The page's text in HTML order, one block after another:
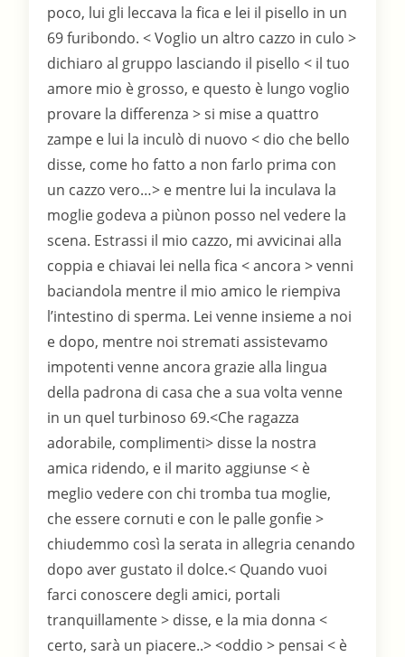
poco, lui gli leccava la fica e lei il pisello in un
69 furibondo. < Voglio un altro cazzo in culo >
dichiaro al gruppo lasciando il pisello < il tuo
amore mio è grosso, e questo è lungo voglio
provare la differenza > si mise a quattro
zampe e lui la inculò di nuovo < dio che bello
disse, come ho fatto a non farlo prima con
un cazzo vero…> e mentre lui la inculava la
moglie godeva a piùnon posso nel vedere la
scena. Estrassi il mio cazzo, mi avvicinai alla
coppia e chiavai lei nella fica < ancora > venni
baciandola mentre il mio amico le riempiva
l’intestino di sperma. Lei venne insieme a noi
e dopo, mentre noi stremati assistevamo
impotenti venne ancora grazie alla lingua
della padrona di casa che a sua volta venne
in un quel turbinoso 69.<Che ragazza
adorabile, complimenti> disse la nostra
amica ridendo, e il marito aggiunse < è
meglio vedere con chi tromba tua moglie,
che essere cornuti e con le palle gonfie >
chiudemmo così la serata in allegria cenando
dopo aver gustato il dolce.< Quando vuoi
farci conoscere degli amici, portali
tranquillamente > disse, e la mia donna <
certo, sarà un piacere..> <oddio > pensai < è